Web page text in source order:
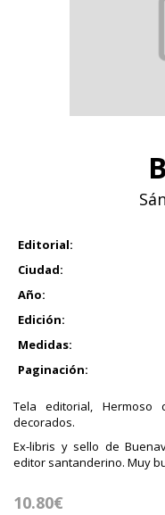
Editorial:
Ciudad:
Año:
Edición:
Medidas:
Paginación:
Tela editorial, Hermoso
decorados.
Ex-libris y sello de
editor santanderino. Muy
10.80€